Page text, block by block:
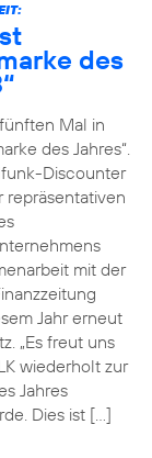
des
Mal in
des Jahres“.
Discounter
repräsentativen
mit der
Jahr erneut
„Es freut uns
wiederholt zur
Jahres
Dies ist […]